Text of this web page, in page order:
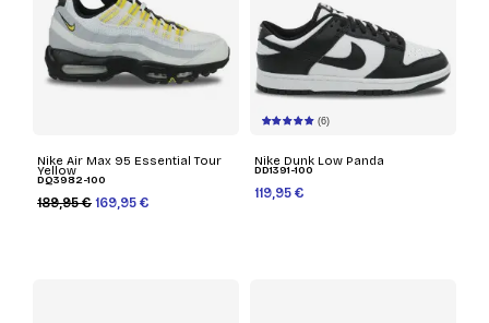
Nike Air Max 95 Essential Tour
Yellow
DQ3982-100
189,95 € 169,95 €
(6)
Nike Dunk Low Panda
DD1391-100
119,95 €